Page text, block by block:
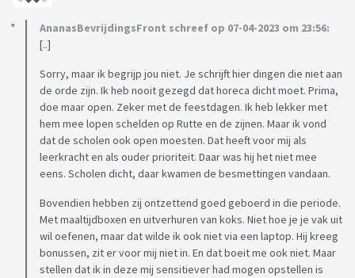
AnanasBevrijdingsFront schreef op 07-04-2023 om 23:56:
[..]
Sorry, maar ik begrijp jou niet. Je schrijft hier dingen die niet aan
de orde zijn. Ik heb nooit gezegd dat horeca dicht moet. Prima,
doe maar open. Zeker met de feestdagen. Ik heb lekker met
hem mee lopen schelden op Rutte en de zijnen. Maar ik vond
dat de scholen ook open moesten. Dat heeft voor mij als
leerkracht en als ouder prioriteit. Daar was hij het niet mee
eens. Scholen dicht, daar kwamen de besmettingen vandaan.
Bovendien hebben zij ontzettend goed geboerd in die periode.
Met maaltijdboxen en uitverhuren van koks. Niet hoe je je vak uit
wil oefenen, maar dat wilde ik ook niet via een laptop. Hij kreeg
bonussen, zit er voor mij niet in. En dat boeit me ook niet. Maar
stellen dat ik in deze mij sensitiever had mogen opstellen is